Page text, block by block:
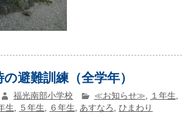
避難訓練（全学年）
福光南部小学校 ≪お知らせ≫ １年生
生, ５年生, ６年生, あすなろ ,ひまわり